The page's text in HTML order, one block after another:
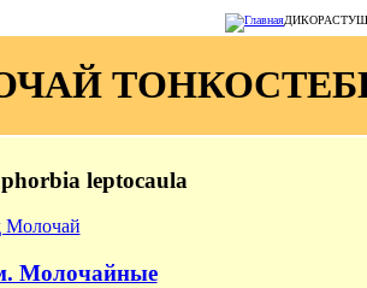
leptocaula
Молочай
Молочайные